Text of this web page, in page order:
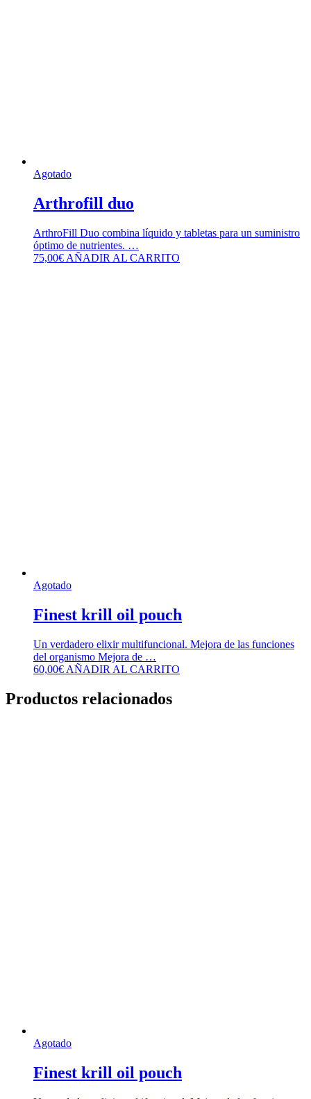
Agotado
Arthrofill duo
ArthroFill Duo combina líquido y tabletas para un suministro
óptimo de nutrientes. …
75,00€ AÑADIR AL CARRITO
Agotado
Finest krill oil pouch
Un verdadero elixir multifuncional. Mejora de las funciones
del organismo Mejora de …
60,00€ AÑADIR AL CARRITO
Productos relacionados
Agotado
Finest krill oil pouch